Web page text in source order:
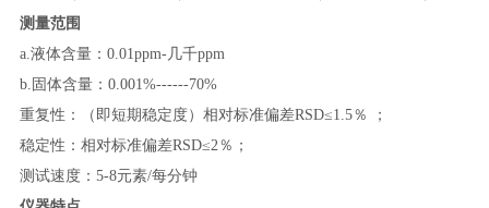
测量范围
a.液体含量：0.01ppm-几千ppm
b.固体含量：0.001%------70%
重复性：（即短期稳定度）相对标准偏差RSD≤1.5％ ；
稳定性：相对标准偏差RSD≤2％；
测试速度： 5-8元素/每分钟